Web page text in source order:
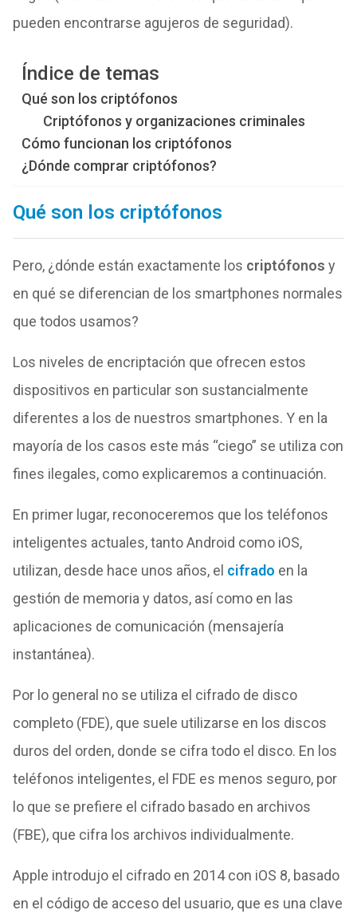
pueden encontrarse agujeros de seguridad).
Índice de temas
Qué son los criptófonos
Criptófonos y organizaciones criminales
Cómo funcionan los criptófonos
¿Dónde comprar criptófonos?
Qué son los criptófonos
Pero, ¿dónde están exactamente los criptófonos y
en qué se diferencian de los smartphones normales
que todos usamos?
Los niveles de encriptación que ofrecen estos
dispositivos en particular son sustancialmente
diferentes a los de nuestros smartphones. Y en la
mayoría de los casos este más “ciego” se utiliza con
fines ilegales, como explicaremos a continuación.
En primer lugar, reconoceremos que los teléfonos
inteligentes actuales, tanto Android como iOS,
utilizan, desde hace unos años, el cifrado en la
gestión de memoria y datos, así como en las
aplicaciones de comunicación (mensajería
instantánea).
Por lo general no se utiliza el cifrado de disco
completo (FDE), que suele utilizarse en los discos
duros del orden, donde se cifra todo el disco. En los
teléfonos inteligentes, el FDE es menos seguro, por
lo que se prefiere el cifrado basado en archivos
(FBE), que cifra los archivos individualmente.
Apple introdujo el cifrado en 2014 con iOS 8, basado
en el código de acceso del usuario, que es una clave